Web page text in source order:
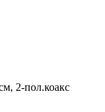
2-пол.коакс